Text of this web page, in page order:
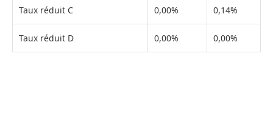
Taux réduit C 0,00% 0,14%
Taux réduit D 0,00% 0,00%